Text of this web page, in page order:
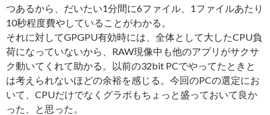
つあるから、だいたい1分間に6ファイル、1ファイルあたり
10秒程度費やしていることがわかる。
それに対してGPGPU有効時には、全体として大したCPU負
荷になっていないから、RAW現像中も他のアプリがサクサ
ク動いてくれて助かる。以前の32bit PCでやってたときと
は考えられないほどの余裕を感じる。今回のPCの選定にお
いて、CPUだけでなくグラボもちょっと盛っておいて良か
った、と思った。